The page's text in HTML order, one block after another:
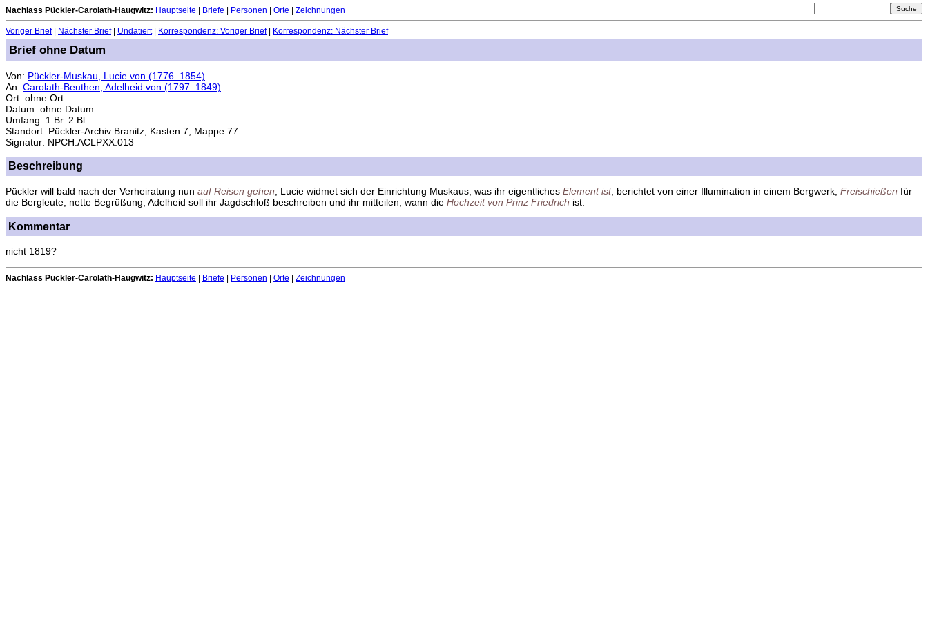
Nachlass Pückler-Carolath-Haugwitz: Hauptseite Briefe Personen Orte Zeichnungen
Voriger Brief| Nächster Brief| Undatiert| Korrespondenz: Voriger Brief| Korrespondenz: Nächster Brief
Brief ohne Datum
Von: Pückler-Muskau, Lucie von (1776–1854)
An: Carolath-Beuthen, Adelheid von (1797–1849)
Ort: ohne Ort
Datum: ohne Datum
Umfang: 1 Br. 2 Bl.
Standort: Pückler-Archiv Branitz, Kasten 7, Mappe 77
Signatur: NPCH.ACLPXX.013
Beschreibung
Pückler will bald nach der Verheiratung nun auf Reisen gehen , Lucie widmet sich der Einrichtung Muskaus, was ihr eigentliches Element ist, berichtet von einer Illumination in einem Bergwerk, Freischießen für
die Bergleute, nette Begrüßung, Adelheid soll ihr Jagdschloß beschreiben und ihr mitteilen, wann die Hochzeit von Prinz Friedrich ist.
Kommentar
nicht 1819?
Nachlass Pückler-Carolath-Haugwitz: Hauptseite | Briefe | Personen | Orte | Zeichnungen